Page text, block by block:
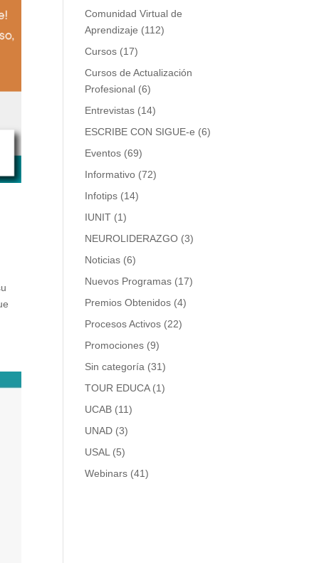
Comunidad Virtual de
Aprendizaje (112)
Cursos (17)
Cursos de Actualización
Profesional (6)
Entrevistas (14)
ESCRIBE CON SIGUE-e (6)
Eventos (69)
Informativo (72)
Infotips (14)
IUNIT (1)
NEUROLIDERAZGO (3)
Noticias (6)
Nuevos Programas (17)
Premios Obtenidos (4)
Procesos Activos (22)
Promociones (9)
Sin categoría (31)
TOUR EDUCA(1)
UCAB (11)
UNAD (3)
USAL (5)
Webinars (41)